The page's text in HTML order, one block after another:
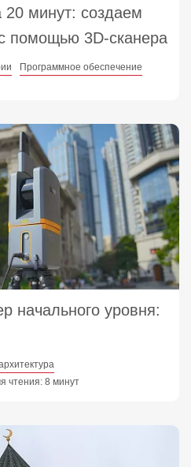
минут: создаем
помощью 3D‑сканера
Программное обеспечение
начального уровня:
чтения: 8 минут